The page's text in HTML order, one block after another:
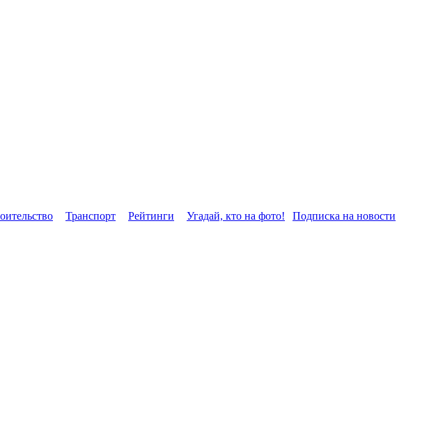
Транспорт Рейтинги Угадай, кто на фото! Подписка на новости